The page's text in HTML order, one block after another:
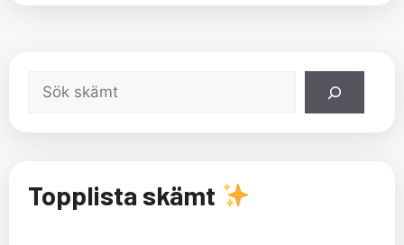
Sök
Topplista skämt